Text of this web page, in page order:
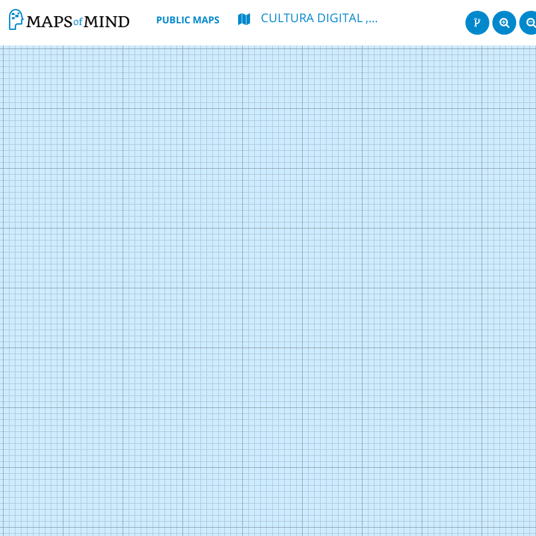
PUBLIC MAPS CULTURA DIGITAL , DILEMAS ÉTICOS Y MORALES